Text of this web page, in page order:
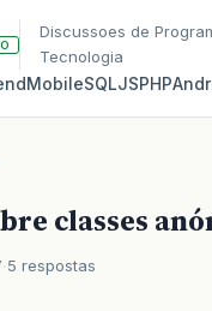
Discussoes de
Tecnologia
MobileSQLJSPHP
classes
5 respostas